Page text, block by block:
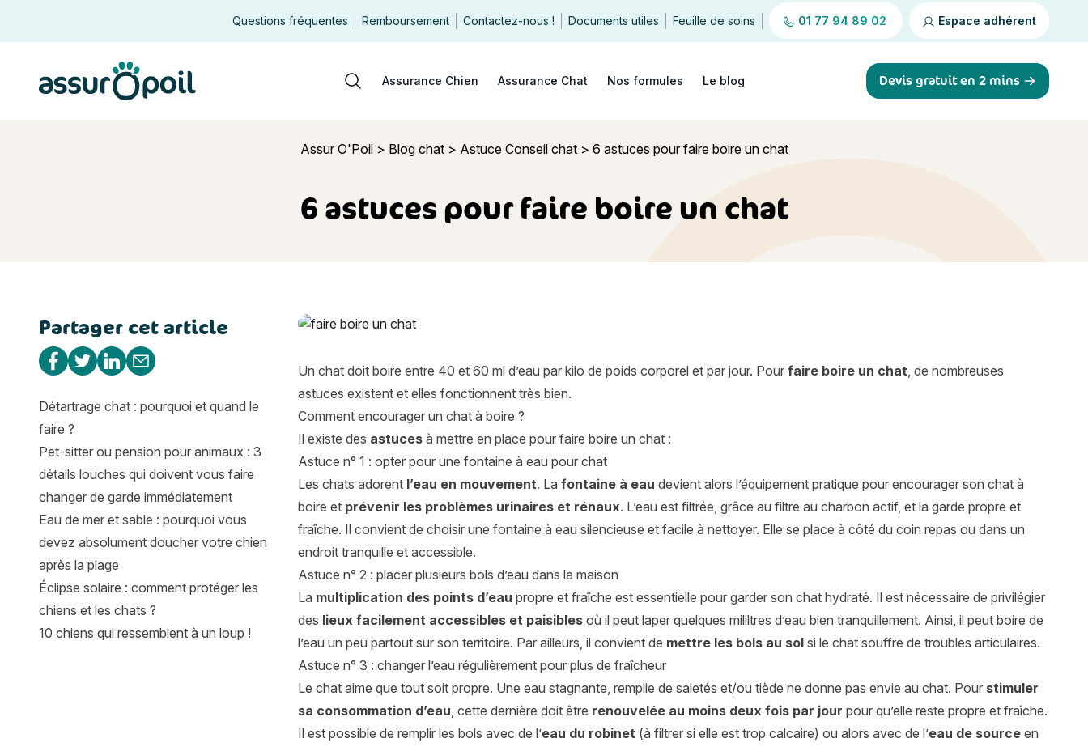
Questions fréquentes Remboursement Contactez-nous ! Documents utiles Feuille de soins 01 77 94 89 02 Espace adhérent
Rechercher
Assurance Chien Assurance Chat Nos formules Le blog Devis gratuit en 2 mins
Assur O'Poil> Blog chat> Astuce Conseil chat> 6 astuces pour faire boire un chat
6 astuces pour faire boire un chat
6 astuces pour faire boire un chat
Un chat doit boire entre 40 et 60 ml d’eau par kilo de poids corporel et par jour. Pour faire boire un chat, de nombreuses
astuces existent et elles fonctionnent très bien.
Comment encourager un chat à boire ?
Il existe des astuces à mettre en place pour faire boire un chat :
Astuce n° 1 : opter pour une fontaine à eau pour chat
Les chats adorent l’eau en mouvement. La fontaine à eau devient alors l’équipement pratique pour encourager son chat à
boire et prévenir les problèmes urinaires et rénaux. L’eau est filtrée, grâce au filtre au charbon actif, et la garde propre et
fraîche. Il convient de choisir une fontaine à eau silencieuse et facile à nettoyer. Elle se place à côté du coin repas ou dans un
endroit tranquille et accessible.
Astuce n° 2 : placer plusieurs bols d’eau dans la maison
La multiplication des points d’eau propre et fraîche est essentielle pour garder son chat hydraté. Il est nécessaire de privilégier
des lieux facilement accessibles et paisibles où il peut laper quelques mililtres d’eau bien tranquillement. Ainsi, il peut boire de
l’eau un peu partout sur son territoire. Par ailleurs, il convient de mettre les bols au sol si le chat souffre de troubles articulaires.
Astuce n° 3 : changer l’eau régulièrement pour plus de fraîcheur
Le chat aime que tout soit propre. Une eau stagnante, remplie de saletés et/ou tiède ne donne pas envie au chat. Pour stimuler
sa consommation d’eau, cette dernière doit être renouvelée au moins deux fois par jour pour qu’elle reste propre et fraîche.
Il est possible de remplir les bols avec de l’eau du robinet (à filtrer si elle est trop calcaire) ou alors avec de l’eau de source en
Partager cet article
Partager sur Facebook
Partager sur Twitter
Partager sur Linkedin
Partager par e-mail
Détartrage chat : pourquoi et quand le
faire ?
Pet-sitter ou pension pour animaux : 3
détails louches qui doivent vous faire
changer de garde immédiatement
Eau de mer et sable : pourquoi vous
devez absolument doucher votre chien
après la plage
Éclipse solaire : comment protéger les
chiens et les chats ?
10 chiens qui ressemblent à un loup !